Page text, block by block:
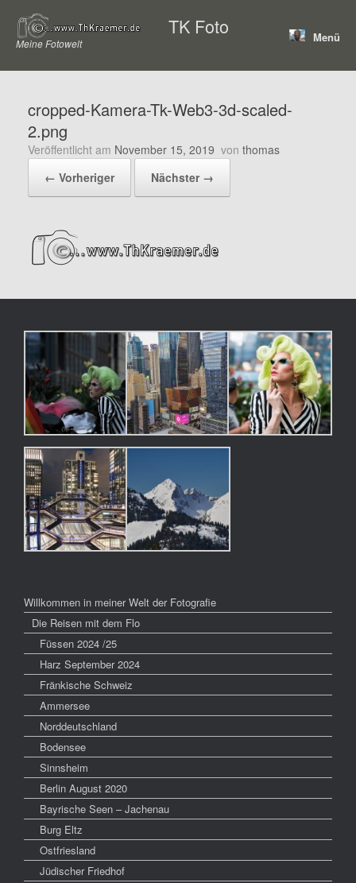
Inhalt
springen
TK Foto
Meine Fotowelt Menü
cropped-Kamera-Tk-Web3-3d-scaled-
2.png
Veröffentlicht am November 15, 2019 von thomas
← Vorheriger
Nächster →
Willkommen in meiner Welt der Fotografie
Die Reisen mit dem Flo
Füssen 2024 /25
Harz September 2024
Fränkische Schweiz
Ammersee
Norddeutschland
Bodensee
Sinnsheim
Berlin August 2020
Bayrische Seen – Jachenau
Burg Eltz
Ostfriesland
Jüdischer Friedhof